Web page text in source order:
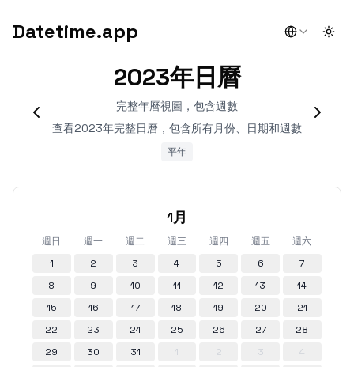
Datetime.app
2023年日曆
完整年曆視圖，包含週數
查看2023年完整日曆，包含所有月份、日期和週數
平年
1月
週日 週一 週二 週三 週四 週五
週六
1
2 3 4 5 6
7
8
9 10 11 12 13
14
15
16 17 18 19 20
21
22
23 24 25 26 27
28
29
30 31 1 2 3
4